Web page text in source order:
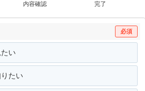
内容確認
完了
必須
い
たい